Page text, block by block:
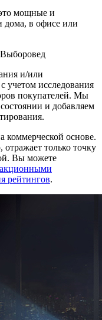
мощные и
дома, в офисе или
и/или
учетом исследования
покупателей. Мы
и добавляем
коммерческой основе.
только точку
Вы можете
рейтингов.